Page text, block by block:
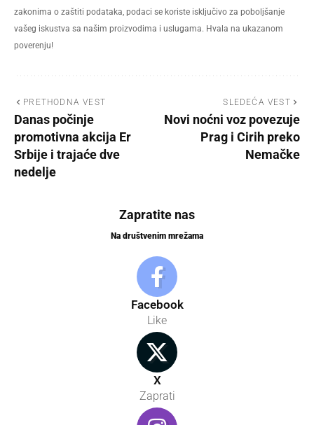
zakonima o zaštiti podataka, podaci se koriste isključivo za poboljšanje
vašeg iskustva sa našim proizvodima i uslugama. Hvala na ukazanom
poverenju!
PRETHODNA VEST
Danas počinje
promotivna akcija Er
Srbije i trajaće dve
nedelje
SLEDEĆA VEST
Novi noćni voz povezuje
Prag i Cirih preko
Nemačke
Zapratite nas
Na društvenim mrežama
Facebook
Like
X
Zaprati